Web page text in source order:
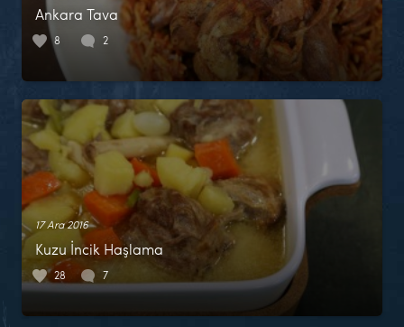
Ankara Tava
8 2
17 Ara 2016
Kuzu İncik Haşlama
28 7